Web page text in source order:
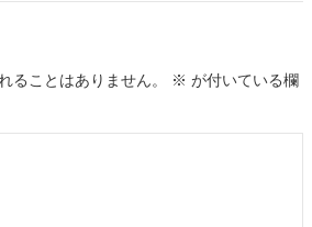
ることはありません。 ※ が付いている欄